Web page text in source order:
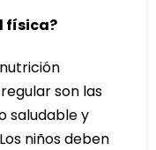
física?
son las
saludable y
niños deben